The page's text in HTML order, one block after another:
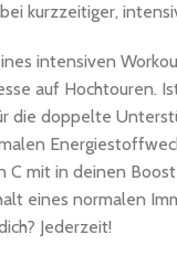
kurzzeitiger,
intensiven
auf Hochtouren.
die doppelte
C mit in deinen
eines normalen
Jederzeit!